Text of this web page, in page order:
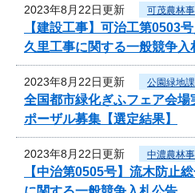
2023年8月22日更新 可茂農林
【建設工事】可治工第0503
久里工事に関する一般競争入
2023年8月22日更新 公園緑地課
全国都市緑化ぎふフェア会
ポーザル募集【選定結果】
2023年8月22日更新 中濃農林
【中治第0505号】流木防